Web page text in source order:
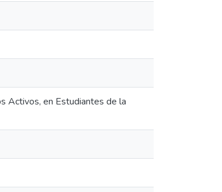
Activos, en Estudiantes de la